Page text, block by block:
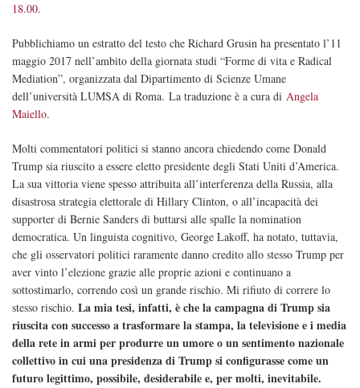
18.00.
Pubblichiamo un estratto del testo che Richard Grusin ha presentato l’11
maggio 2017 nell’ambito della giornata studi “Forme di vita e Radical
Mediation”, organizzata dal Dipartimento di Scienze Umane
dell’università LUMSA di Roma. La traduzione è a cura di Angela
Maiello.
Molti commentatori politici si stanno ancora chiedendo come Donald
Trump sia riuscito a essere eletto presidente degli Stati Uniti d’America.
La sua vittoria viene spesso attribuita all’interferenza della Russia, alla
disastrosa strategia elettorale di Hillary Clinton, o all’incapacità dei
supporter di Bernie Sanders di buttarsi alle spalle la nomination
democratica. Un linguista cognitivo, George Lakoff, ha notato, tuttavia,
che gli osservatori politici raramente danno credito allo stesso Trump per
aver vinto l’elezione grazie alle proprie azioni e continuano a
sottostimarlo, correndo così un grande rischio. Mi rifiuto di correre lo
stesso rischio. La mia tesi, infatti, è che la campagna di Trump sia
riuscita con successo a trasformare la stampa, la televisione e i media
della rete in armi per produrre un umore o un sentimento nazionale
collettivo in cui una presidenza di Trump si configurasse come un
futuro legittimo, possibile, desiderabile e, per molti, inevitabile.